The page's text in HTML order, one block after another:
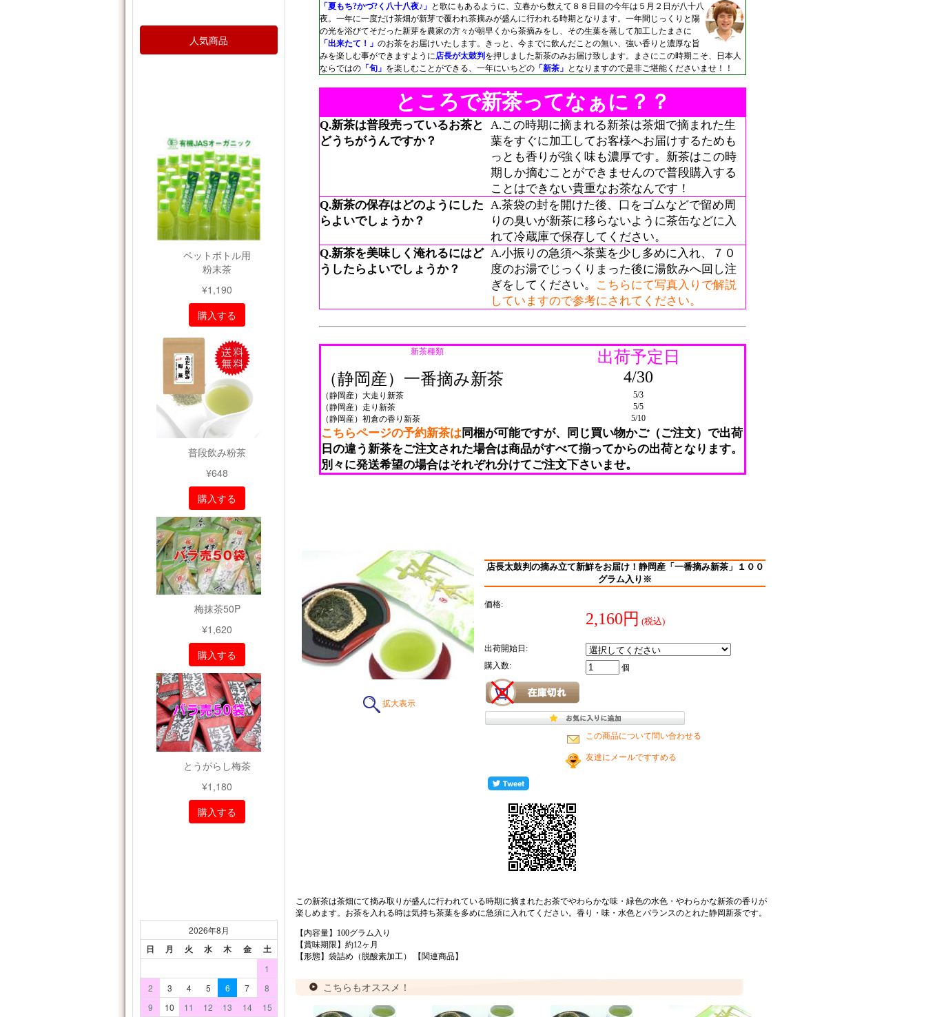
「夏もち?かづ?く八十八夜♪」 と歌にもあるように、立春から数えて８８日目の今年は５月２日が八十八
夜。一年に一度だけ茶畑が新芽で覆われ茶摘みが盛んに行われる時期となります。一年間じっくりと陽
の光を浴びてそだった新芽を農家の方々が朝早くから茶摘みをし、その生葉を蒸して加工したまさに
「出来たて！」 のお茶をお届けいたします。きっと、今までに飲んだことの無い、強い香りと濃厚な旨
みを楽しむ事ができますように店長が太鼓判 を押しました新茶のみお届け致します。まさにこの時期こそ、日本人
ならではの 「旬」 を楽しむことができる、一年にいちどの 「新茶」 となりますので是非ご堪能くださいませ！！
ところで新茶ってなぁに？？
Q.新茶は普段売っているお茶と
どうちがうんですか？
A.この時期に摘まれる新茶は茶畑で摘まれた生
葉をすぐに加工してお客様へお届けするためも
っとも香りが強く味も濃厚です。新茶はこの時
期しか摘むことができませんので普段購入する
ことはできない貴重なお茶なんです！
Q.新茶の保存はどのようにした
らよいでしょうか？
A.茶袋の封を開けた後、口をゴムなどで留め周
りの臭いが新茶に移らないように茶缶などに入
れて冷蔵庫で保存してください。
Q.新茶を美味しく淹れるにはど
うしたらよいでしょうか？
A.小振りの急須へ茶葉を少し多めに入れ、７０
度のお湯でじっくりまった後に湯飲みへ回し注
ぎをしてください。
こちらにて写真入りで解説
していますので参考にされてください。
新茶種類
出荷予定日
（静岡産）一番摘み新茶
4/30
（静岡産）大走り新茶
5/3
（静岡産）走り新茶
5/5
（静岡産）初倉の香り新茶
5/10
こちらページの予約新茶は同梱が可能ですが、同じ買い物かご（ご注文）で出荷
日の違う新茶をご注文された場合は商品がすべて揃ってからの出荷となります。
別々に発送希望の場合はそれぞれ分けてご注文下さいませ。
拡大表示
店長太鼓判の摘み立て新鮮をお届け！静岡産「一番摘み新茶」１００
グラム入り※
価格:
2,160円 (税込)
出荷開始日:
購入数:
個
この商品について問い合わせる
友達にメールですすめる
この新茶は茶畑にて摘み取りが盛んに行われている時期に摘まれたお茶でやわらかな味・緑色の水色・やわらかな新茶の香りが
楽しめます。お茶を入れる時は気持ち茶葉を多めに急須に入れてください。香り・味・水色とバランスのとれた静岡新茶です。
【内容量】100グラム入り
【賞味期限】約12ヶ月
【形態】袋詰め（脱酸素加工）
【関連商品】
こちらもオススメ！